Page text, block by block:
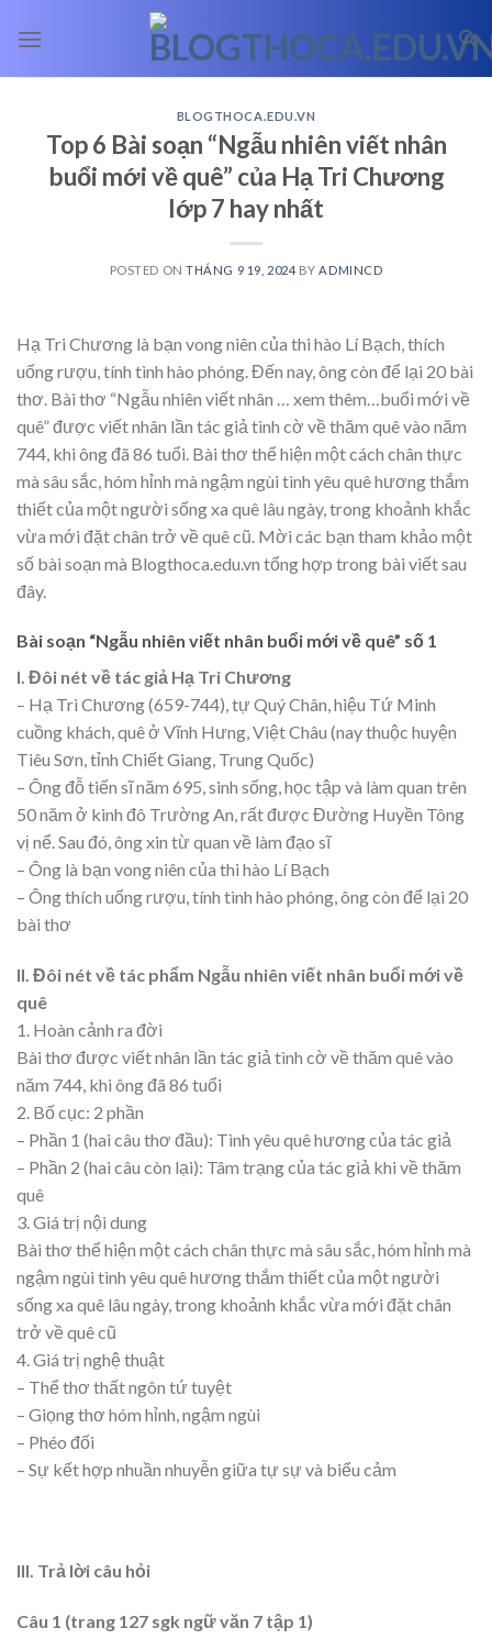
BLOGTHOCA.EDU.VN
Top 6 Bài soạn “Ngẫu nhiên viết nhân
buổi mới về quê” của Hạ Tri Chương
lớp 7 hay nhất
POSTED ONTHÁNG 9 19, 2024 BY ADMINCD
Hạ Tri Chương là bạn vong niên của thi hào Lí Bạch, thích
uống rượu, tính tình hào phóng. Đến nay, ông còn để lại 20 bài
thơ. Bài thơ “Ngẫu nhiên viết nhân
… xem thêm… buổi mới về
quê” được viết nhân lần tác giả tình cờ về thăm quê vào năm
744, khi ông đã 86 tuổi. Bài thơ thể hiện một cách chân thực
mà sâu sắc, hóm hỉnh mà ngậm ngùi tình yêu quê hương thắm
thiết của một người sống xa quê lâu ngày, trong khoảnh khắc
vừa mới đặt chân trở về quê cũ. Mời các bạn tham khảo một
số bài soạn mà Blogthoca.edu.vn tổng hợp trong bài viết sau
đây.
Bài soạn “Ngẫu nhiên viết nhân buổi mới về quê” số 1
I. Đôi nét về tác giả Hạ Tri Chương
– Hạ Tri Chương (659-744), tự Quý Chân, hiệu Tứ Minh
cuồng khách, quê ở Vĩnh Hưng, Việt Châu (nay thuộc huyện
Tiêu Sơn, tỉnh Chiết Giang, Trung Quốc)
– Ông đỗ tiến sĩ năm 695, sinh sống, học tập và làm quan trên
50 năm ở kinh đô Trường An, rất được Đường Huyền Tông
vị nể. Sau đó, ông xin từ quan về làm đạo sĩ
– Ông là bạn vong niên của thi hào Lí Bạch
– Ông thích uống rượu, tính tình hào phóng, ông còn để lại 20
bài thơ
II. Đôi nét về tác phẩm Ngẫu nhiên viết nhân buổi mới về
quê
1. Hoàn cảnh ra đời
Bài thơ được viết nhân lần tác giả tình cờ về thăm quê vào
năm 744, khi ông đã 86 tuổi
2. Bố cục: 2 phần
– Phần 1 (hai câu thơ đầu): Tình yêu quê hương của tác giả
– Phần 2 (hai câu còn lại): Tâm trạng của tác giả khi về thăm
quê
3. Giá trị nội dung
Bài thơ thể hiện một cách chân thực mà sâu sắc, hóm hỉnh mà
ngậm ngùi tình yêu quê hương thắm thiết của một người
sống xa quê lâu ngày, trong khoảnh khắc vừa mới đặt chân
trở về quê cũ
4. Giá trị nghệ thuật
– Thể thơ thất ngôn tứ tuyệt
– Giọng thơ hóm hỉnh, ngậm ngùi
– Phéo đối
– Sự kết hợp nhuần nhuyễn giữa tự sự và biểu cảm
III. Trả lời câu hỏi
Câu 1 (trang 127 sgk ngữ văn 7 tập 1)